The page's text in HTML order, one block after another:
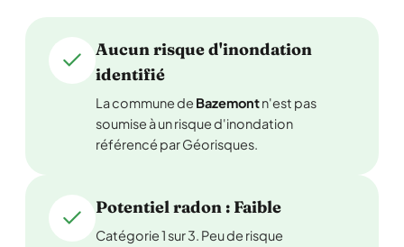
Aucun risque d'inondation
identifié
La commune de Bazemontn'est pas
soumise à un risque d'inondation
référencé par Géorisques.
Potentiel radon : Faible
Catégorie 1 sur 3. Peu de risque